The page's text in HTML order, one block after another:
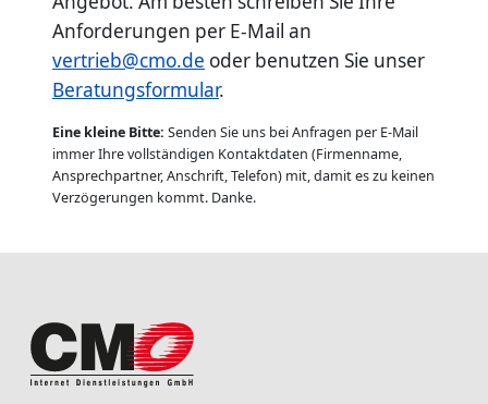
Anforderungen per E-Mail an
vertrieb@cmo.de oder benutzen Sie unser
Beratungsformular.
Eine kleine Bitte: Senden Sie uns bei Anfragen per E-Mail
immer Ihre vollständigen Kontaktdaten (Firmenname,
Ansprechpartner, Anschrift, Telefon) mit, damit es zu keinen
Verzögerungen kommt. Danke.